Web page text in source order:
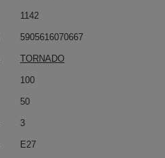
1142
5905616070667
TORNADO
100
50
3
E27